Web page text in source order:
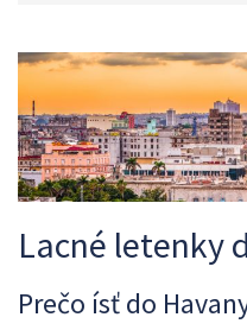
Lacné letenky
Prečo ísť do